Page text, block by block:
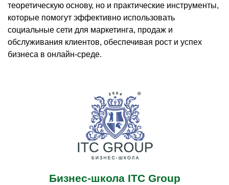
теоретическую основу, но и практические инструменты,
которые помогут эффективно использовать
социальные сети для маркетинга, продаж и
обслуживания клиентов, обеспечивая рост и успех
бизнеса в онлайн-среде.
Бизнес-школа ITC Group